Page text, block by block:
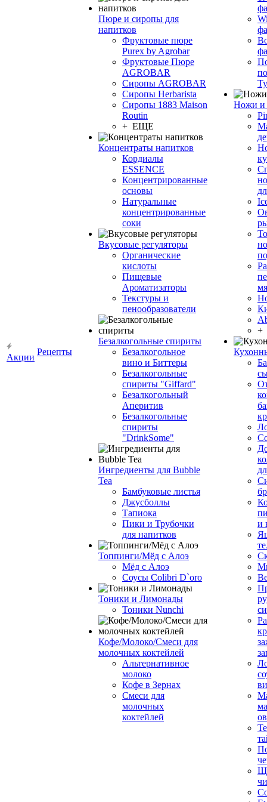
Акции
Рецепты
Пюре и сиропы для
напитков
Фруктовые пюре
Purex by Agrobar
Фруктовые Пюре
AGROBAR
Сиропы AGROBAR
Сиропы Herbarista
Сиропы 1883 Maison
Routin
+ ЕЩЕ
Концентраты напитков
Кордиалы
ESSENCE
Концентрированные
основы
Натуральные
концентрированные
соки
Вкусовые регуляторы
Органические
кислоты
Пищевые
Ароматизаторы
Текстуры и
пенообразователи
Безалкогольные спириты
Безалкогольное
вино и Биттеры
Безалкогольные
спириты "Giffard"
Безалкогольный
Аперитив
Безалкогольные
спириты
"DrinkSome"
Ингредиенты для Bubble
Tea
Бамбуковые листья
Джусболлы
Тапиока
Пики и Трубочки
для напитков
Топпинги/Мёд с Алоэ
Мёд с Алоэ
Соусы Colibri D`oro
Тоники и Лимонады
Тоники Nunchi
Кофе/Молоко/Смеси для
молочных коктейлей
Альтернативное
молоко
Кофе в Зернах
Смеси для
молочных
коктейлей
Ножи и
+
и